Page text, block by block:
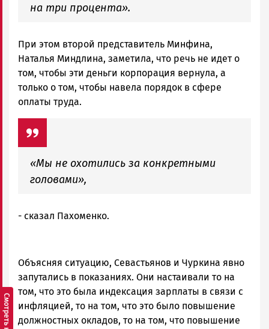
на три процента».
При этом второй представитель Минфина,
Наталья Миндлина, заметила, что речь не идет о
том, чтобы эти деньги корпорация вернула, а
только о том, чтобы навела порядок в сфере
оплаты труда.
«Мы не охотились за конкретными
головами»,
- сказал Пахоменко.
Объясняя ситуацию, Севастьянов и Чуркина явно
запутались в показаниях. Они настаивали то на
том, что это была индексация зарплаты в связи с
инфляцией, то на том, что это было повышение
должностных окладов, то на том, что повышение